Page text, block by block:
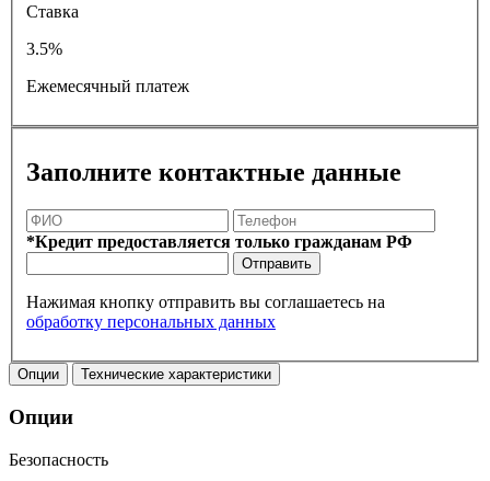
Ставка
3.5%
Ежемесячный платеж
Заполните контактные данные
*Кредит предоставляется только гражданам РФ
Отправить
Нажимая кнопку отправить вы соглашаетесь на
обработку персональных данных
Опции Технические характеристики
Опции
Безопасность